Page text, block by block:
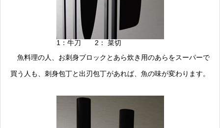
1：牛刀 2： 菜切
魚料理の人、お刺身ブロックとあら炊き用のあらをスーパーで
買う人も、刺身包丁と出刃包丁があれば、魚の味が変わります。